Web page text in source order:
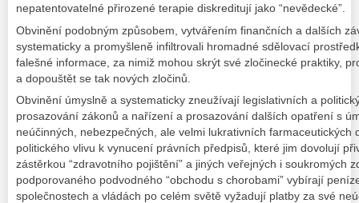
nepatentovatelné přirozené terapie diskreditují jako “nevědecké”.
Obvinění podobným způsobem, vytvářením finančních a dalších
systematicky a promyšleně infiltrovali hromadné sdělovací
falešné informace, za nimiž mohou skrýt své zločinecké praktiky,
a dopouštět se tak nových zločinů.
Obvinění úmyslně a systematicky zneužívají legislativních a
prosazování zákonů a nařízení a prosazování dalších opatření s
neúčinných, nebezpečných, ale velmi lukrativních farmaceutických
politického vlivu k vynucení právních předpisů, které jim dovolují
zástěrkou “zdravotního pojištění” a jiných veřejných i soukromých
podporovaného podvodného “obchodu s chorobami” vybírají
společnostech a vládách po celém světě vyžadují platby za své